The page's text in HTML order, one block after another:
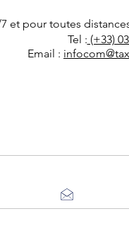
et pour toutes
Tel : (+33)
Email :